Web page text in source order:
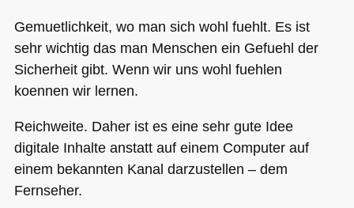
Gemuetlichkeit, wo man sich wohl fuehlt. Es ist
sehr wichtig das man Menschen ein Gefuehl der
Sicherheit gibt. Wenn wir uns wohl fuehlen
koennen wir lernen.
Reichweite. Daher ist es eine sehr gute Idee
digitale Inhalte anstatt auf einem Computer auf
einem bekannten Kanal darzustellen – dem
Fernseher.